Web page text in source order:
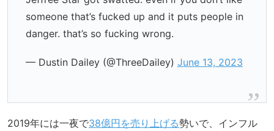
someone that’s fucked up and it puts people in
danger. that’s so fucking wrong.
— Dustin Dailey (@ThreeDailey) June 13, 2023
2019年には一夜で38億円を売り上げる勢いで、インフル